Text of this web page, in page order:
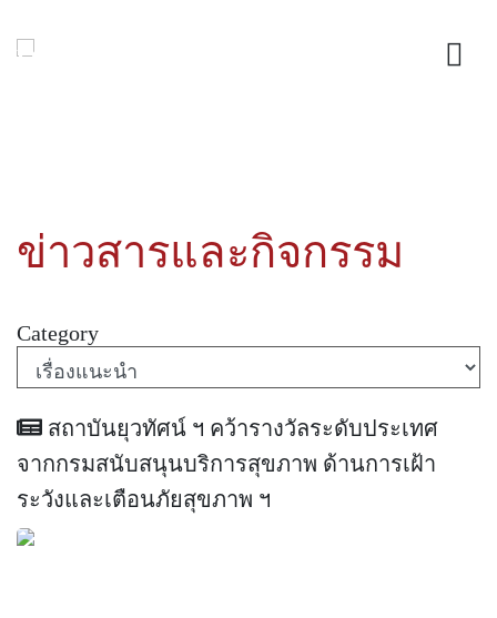
ข่าวสารและกิจกรรม
Category
สถาบันยุวทัศน์ ฯ คว้ารางวัลระดับประเทศ
จากกรมสนับสนุนบริการสุขภาพ ด้านการเฝ้า
ระวังและเตือนภัยสุขภาพ ฯ